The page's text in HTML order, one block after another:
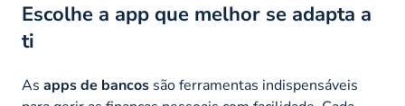
Escolhe a app que melhor se adapta a
ti
As apps de bancos são ferramentas indispensáveis